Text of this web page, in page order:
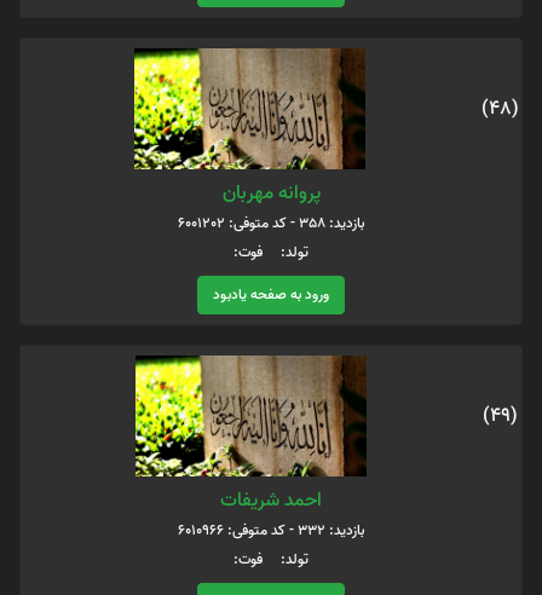
(48)
پروانه مهربان
بازدید: 358 - کد متوفی: 6001202
تولد: فوت:
ورود به صفحه یادبود
(49)
احمد شریفات
بازدید: 332 - کد متوفی: 6010966
تولد: فوت: